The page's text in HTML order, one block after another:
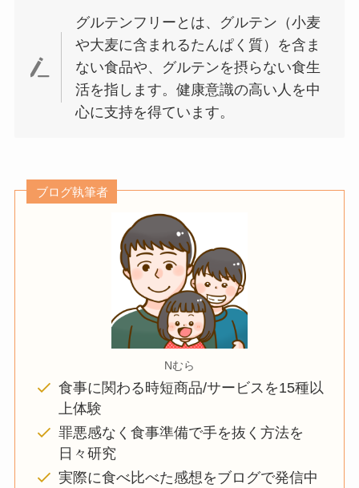
グルテンフリーとは、グルテン（小麦
や大麦に含まれるたんぱく質）を含ま
ない食品や、グルテンを摂らない食生
活を指します。健康意識の高い人を中
心に支持を得ています。
ブログ執筆者
Nむら
食事に関わる時短商品/サービスを15種以
上体験
罪悪感なく食事準備で手を抜く方法を
日々研究
実際に食べ比べた感想をブログで発信中